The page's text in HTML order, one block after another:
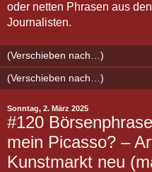
oder netten Phrasen aus
Journalisten.
Sonntag, 2. März 2025
#120
mein Picasso? –
Kunstmarkt neu